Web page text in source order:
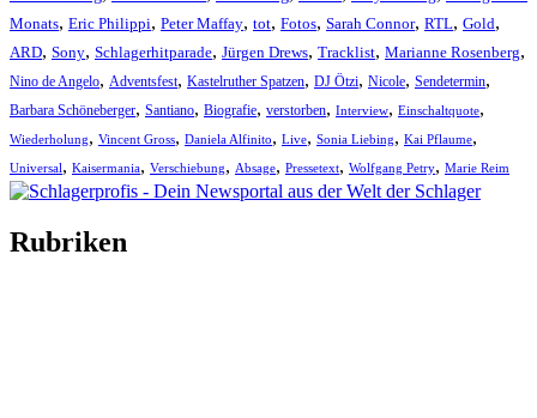
Monats, Eric Philippi, Peter Maffay, tot, Fotos, Sarah Connor, RTL, Gold,
ARD, Sony, Schlagerhitparade, Jürgen Drews, Tracklist, Marianne Rosenberg,
Nino de Angelo, Adventsfest, Kastelruther Spatzen, DJ Ötzi, Nicole, Sendetermin,
Barbara Schöneberger, Santiano, Biografie, verstorben, Interview, Einschaltquote,
Wiederholung, Vincent Gross, Daniela Alfinito, Live, Sonia Liebing, Kai Pflaume,
Universal, Kaisermania, Verschiebung, Absage, Pressetext, Wolfgang Petry, Marie Reim
Rubriken